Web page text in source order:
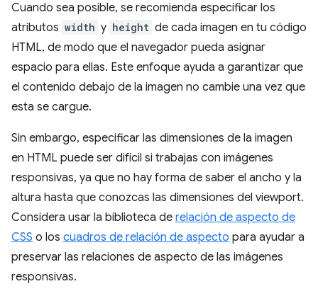
Cuando sea posible, se recomienda especificar los
atributos width y height de cada imagen en tu código
HTML, de modo que el navegador pueda asignar
espacio para ellas. Este enfoque ayuda a garantizar que
el contenido debajo de la imagen no cambie una vez que
esta se cargue.
Sin embargo, especificar las dimensiones de la imagen
en HTML puede ser difícil si trabajas con imágenes
responsivas, ya que no hay forma de saber el ancho y la
altura hasta que conozcas las dimensiones del viewport.
Considera usar la biblioteca de relación de aspecto de
CSS o los cuadros de relación de aspecto para ayudar a
preservar las relaciones de aspecto de las imágenes
responsivas.